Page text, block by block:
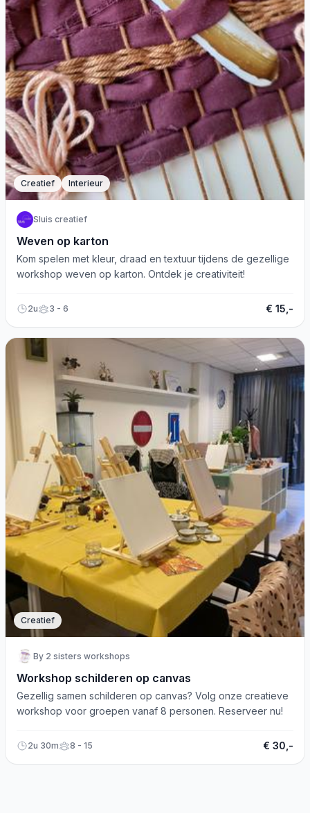
Creatief Interieur
Sluis creatief
Weven op karton
Kom spelen met kleur, draad en textuur tijdens de gezellige
workshop weven op karton. Ontdek je creativiteit!
2u 3 - 6 € 15,-
Creatief
By 2 sisters workshops
Workshop schilderen op canvas
Gezellig samen schilderen op canvas? Volg onze creatieve
workshop voor groepen vanaf 8 personen. Reserveer nu!
2u 30m 8 - 15 € 30,-